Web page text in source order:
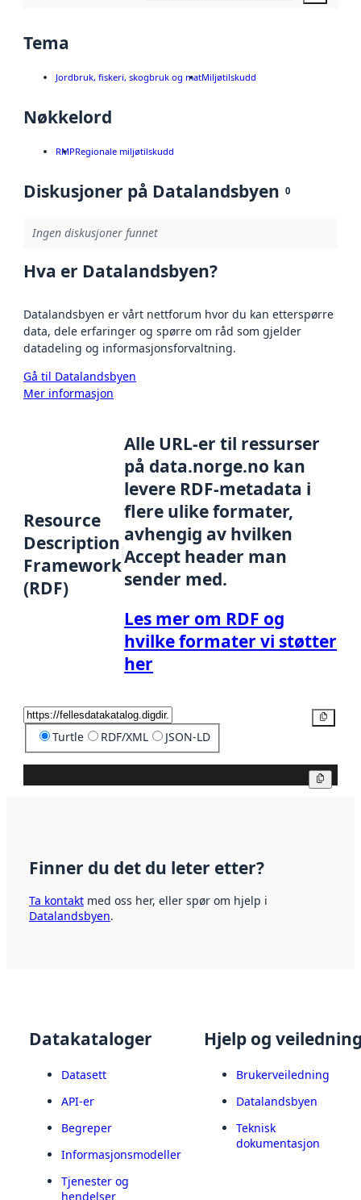
Tema
Jordbruk, fiskeri, skogbruk og matMiljøtilskudd
Nøkkelord
RMPRegionale miljøtilskudd
Diskusjoner på Datalandsbyen 0
Ingen diskusjoner funnet
Hva er Datalandsbyen?
Datalandsbyen er vårt nettforum hvor du kan etterspørre
data, dele erfaringer og spørre om råd som gjelder
datadeling og informasjonsforvaltning.
Gå til Datalandsbyen
Mer informasjon
Resource
Description
Framework
(RDF)
Alle URL-er til ressurser
på data.norge.no kan
levere RDF-metadata i
flere ulike formater,
avhengig av hvilken
Accept header man
sender med.
Les mer om RDF og
hvilke formater vi støtter
her
Turtle RDF/XML JSON-LD
Finner du det du leter etter?
Ta kontakt med oss her, eller spør om hjelp i
Datalandsbyen.
Datakataloger
Datasett
API-er
Begreper
Informasjonsmodeller
Tjenester og
hendelser
Hjelp og
Brukerveiledning
Datalandsbyen
Teknisk
dokumentasjon